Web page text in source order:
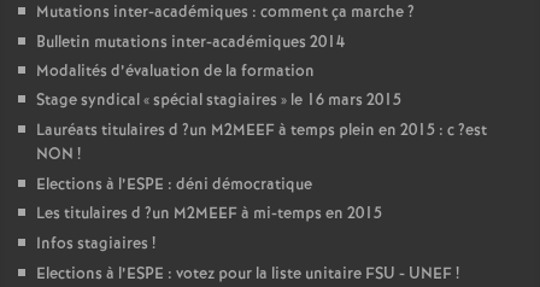
Mutations inter-académiques : comment ça marche?
Bulletin mutations inter-académiques 2014
Modalités d’évaluation de la formation
Stage syndical «spécial stagiaires » le 16 mars 2015
Lauréats titulaires d ?un M2MEEFà temps plein en 2015 : c?est
NON !
Elections à l’ESPE : déni démocratique
Les titulaires d ?un M2MEEFà mi-temps en 2015
Infos stagiaires !
Elections à l’ESPE : votez pour la liste unitaire FSU - UNEF!